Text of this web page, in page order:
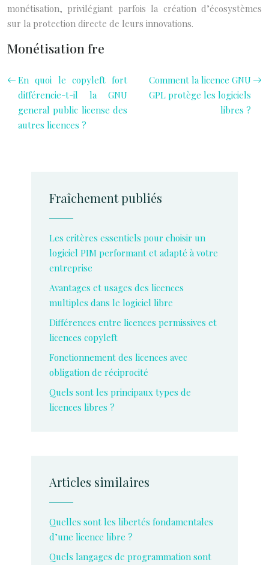
monétisation, privilégiant parfois la création d’écosystèmes
sur la protection directe de leurs innovations.
Monétisation fre
En quoi le copyleft fort
différencie-t-il la GNU
general public license des
autres licences ?
Comment la licence GNU
GPL protège les logiciels
libres ?
Fraîchement publiés
Les critères essentiels pour choisir un
logiciel PIM performant et adapté à votre
entreprise
Avantages et usages des licences
multiples dans le logiciel libre
Différences entre licences permissives et
licences copyleft
Fonctionnement des licences avec
obligation de réciprocité
Quels sont les principaux types de
licences libres ?
Articles similaires
Quelles sont les libertés fondamentales
d’une licence libre ?
Quels langages de programmation sont